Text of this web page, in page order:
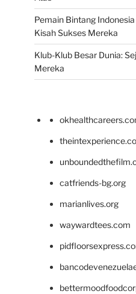
Pemain Bintang
Kisah Sukses Mereka
Klub-Klub Besar Dunia:
Mereka
catfriends-bg.org
marianlives.org
waywardtees.com